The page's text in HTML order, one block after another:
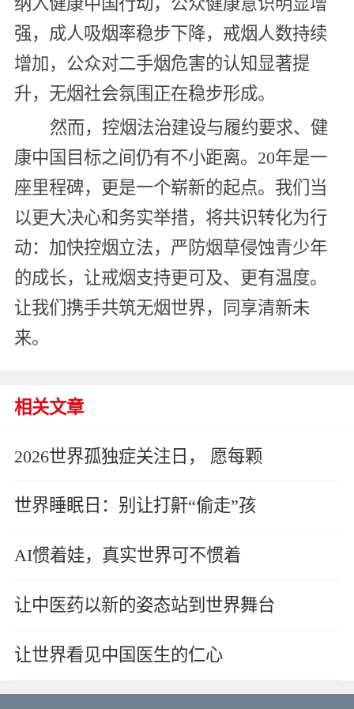
强，成人吸烟率稳步下降，戒烟人数持续
增加，公众对二手烟危害的认知显著提
升，无烟社会氛围正在稳步形成。
然而，控烟法治建设与履约要求、健
康中国目标之间仍有不小距离。20年是一
座里程碑，更是一个崭新的起点。我们当
以更大决心和务实举措，将共识转化为行
动：加快控烟立法，严防烟草侵蚀青少年
的成长，让戒烟支持更可及、更有温度。
让我们携手共筑无烟世界，同享清新未
来。
相关文章
2026世界孤独症关注日， 愿每颗
世界睡眠日：别让打鼾“偷走”孩
AI惯着娃，真实世界可不惯着
让中医药以新的姿态站到世界舞台
让世界看见中国医生的仁心